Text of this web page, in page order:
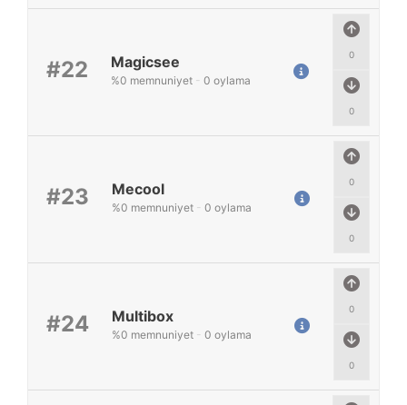
#22
0
0
Magicsee
%0 memnuniyet - 0 oylama
#23
0
0
Mecool
%0 memnuniyet - 0 oylama
#24
0
0
Multibox
%0 memnuniyet - 0 oylama